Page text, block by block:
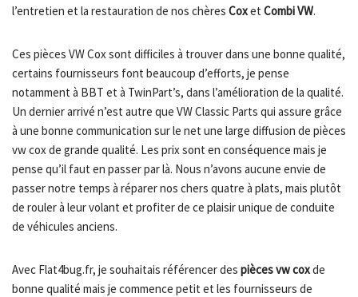
l’entretien et la restauration de nos chères Coxet Combi VW.
Ces pièces VW Cox sont difficiles à trouver dans une bonne qualité,
certains fournisseurs font beaucoup d’efforts, je pense
notamment à BBT et à TwinPart’s, dans l’amélioration de la qualité.
Un dernier arrivé n’est autre que VW Classic Parts qui assure grâce
à une bonne communication sur le net une large diffusion de pièces
vw cox de grande qualité. Les prix sont en conséquence mais je
pense qu’il faut en passer par là. Nous n’avons aucune envie de
passer notre temps à réparer nos chers quatre à plats, mais plutôt
de rouler à leur volant et profiter de ce plaisir unique de conduite
de véhicules anciens.
Avec Flat4bug.fr, je souhaitais référencer des pièces vw coxde
bonne qualité mais je commence petit et les fournisseurs de